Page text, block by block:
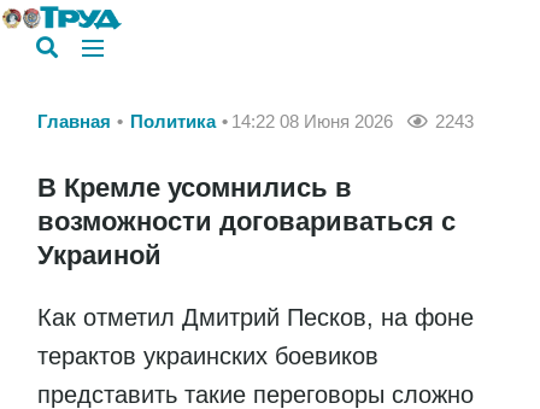
Главная Политика 14:22 08 Июня 2026 2243
В Кремле усомнились в
возможности договариваться с
Украиной
Как отметил Дмитрий Песков, на фоне
терактов украинских боевиков
представить такие переговоры сложно